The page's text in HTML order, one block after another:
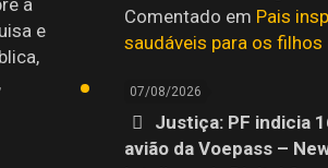
e
Comentado em Pais
saudáveis para os filhos
07/08/2026
Justiça: PF indicia
avião da Voepass –